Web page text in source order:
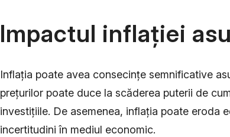
Impactul inflației
Inflația poate avea consecințe semnificative
prețurilor poate duce la scăderea puterii de
investițiile. De asemenea, inflația poate eroda
incertitudini în mediul economic.